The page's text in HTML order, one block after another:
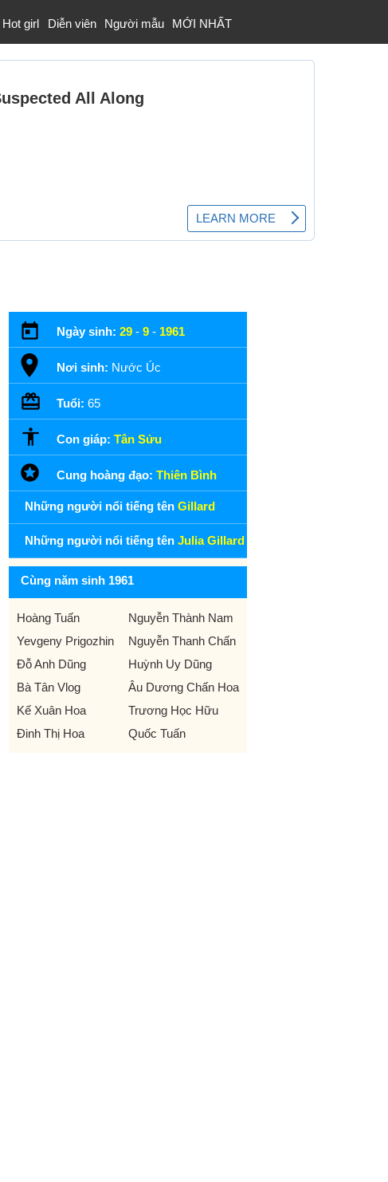
Hot girl Diễn viên Người mẫu MỚI NHẤT
Ngày sinh: 29 - 9 - 1961
Nơi sinh: Nước Úc
Tuổi: 65
Con giáp: Tân Sửu
Cung hoàng đạo: Thiên Bình
Những người nổi tiếng tên Gillard
Những người nổi tiếng tên Julia Gillard
Cùng năm sinh 1961
Hoàng Tuấn
Nguyễn Thành Nam
Yevgeny Prigozhin
Nguyễn Thanh Chấn
Đỗ Anh Dũng
Huỳnh Uy Dũng
Bà Tân Vlog
Âu Dương Chấn Hoa
Kế Xuân Hoa
Trương Học Hữu
Đinh Thị Hoa
Quốc Tuấn